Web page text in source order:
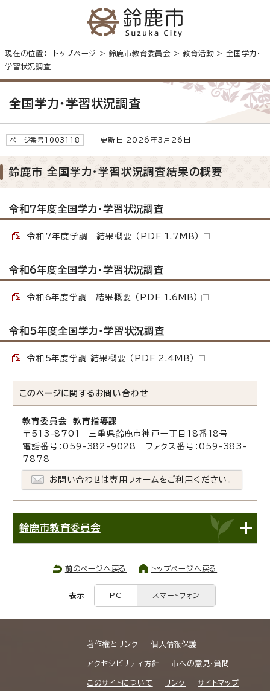
現在の位置： トップページ > 鈴鹿市教育委員会 >教育活動> 全国学力・
学習状況調査
全国学力・学習状況調査
ページ番号1003118 更新日 2026年3月26日
鈴鹿市 全国学力・学習状況調査結果の概要
令和7年度全国学力・学習状況調査
令和7年度学調 結果概要 （PDF 1.7MB）
令和6年度全国学力・学習状況調査
令和6年度学調 結果概要 （PDF 1.6MB）
令和5年度全国学力・学習状況調査
令和5年度学調 結果概要 （PDF 2.4MB）
このページに関する お問い合わせ
教育委員会 教育指導課
〒513-8701 三重県鈴鹿市神戸一丁目18番18号
電話番号：059-382-9028 ファクス番号：059-383-
7878
お問い合わせは専用フォームをご利用ください。
鈴鹿市教育委員会
前のページへ戻る トップページへ戻る
表示 PC スマートフォン
著作権とリンク 個人情報保護
アクセシビリティ方針 市への意見・質問
このサイトについて リンク サイトマップ